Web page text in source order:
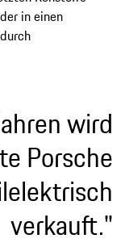
in einen
wird
Porsche
verkauft."